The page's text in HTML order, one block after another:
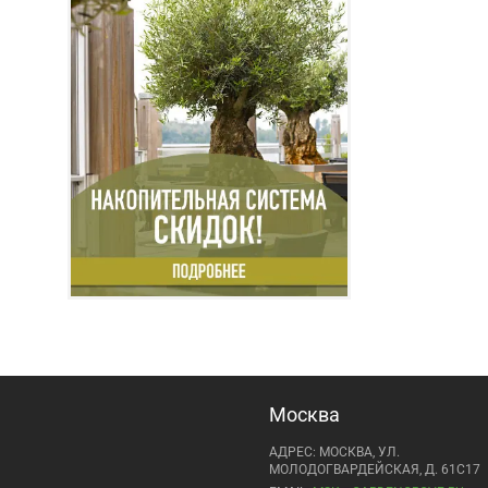
Москва
АДРЕС: МОСКВА, УЛ.
МОЛОДОГВАРДЕЙСКАЯ, Д. 61С17